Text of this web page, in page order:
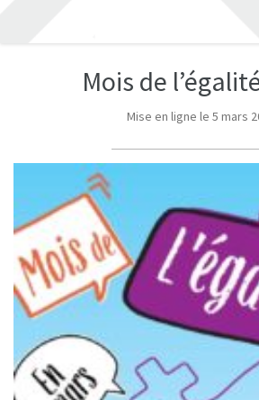
Mois de
Mise en ligne le 5 mars